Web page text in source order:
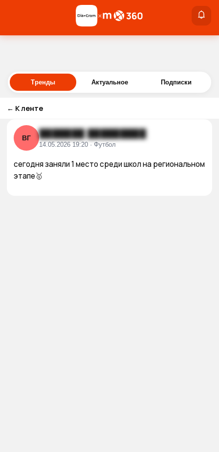
Войти
×
Тренды Актуальное Подписки
← К ленте
ВГ ███████ █████████
14.05.2026 19:20 · Футбол
сегодня заняли 1 место среди школ на региональном
этапе🥇